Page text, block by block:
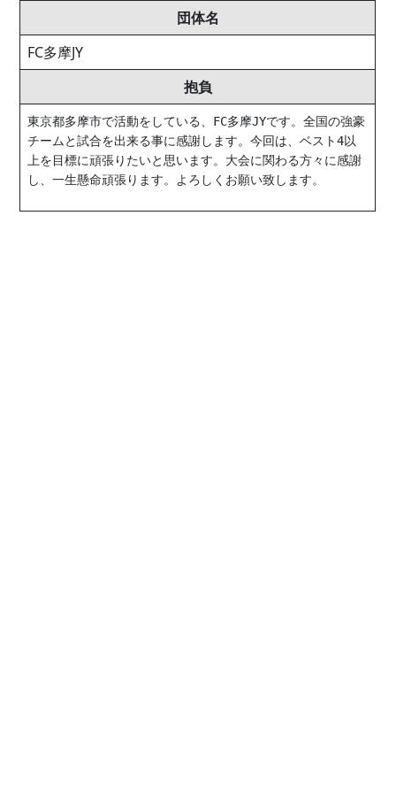
団体名
FC多摩JY
抱負
東京都多摩市で活動をしている、FC多摩JYです。全国の強豪
チームと試合を出来る事に感謝します。今回は、ベスト4以
上を目標に頑張りたいと思います。大会に関わる方々に感謝
し、一生懸命頑張ります。よろしくお願い致します。